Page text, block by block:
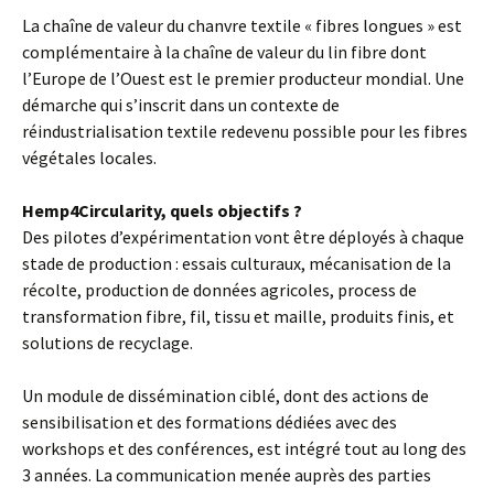
La chaîne de valeur du chanvre textile « fibres longues » est
complémentaire à la chaîne de valeur du lin fibre dont
l’Europe de l’Ouest est le premier producteur mondial. Une
démarche qui s’inscrit dans un contexte de
réindustrialisation textile redevenu possible pour les fibres
végétales locales.
Hemp4Circularity, quels objectifs ?
Des pilotes d’expérimentation vont être déployés à chaque
stade de production : essais culturaux, mécanisation de la
récolte, production de données agricoles, process de
transformation fibre, fil, tissu et maille, produits finis, et
solutions de recyclage.
Un module de dissémination ciblé, dont des actions de
sensibilisation et des formations dédiées avec des
workshops et des conférences, est intégré tout au long des
3 années. La communication menée auprès des parties